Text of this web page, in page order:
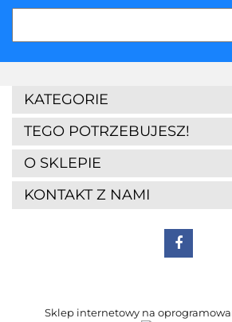
7Days
KATEGORIE
TEGO POTRZEBUJESZ!
O SKLEPIE
KONTAKT Z NAMI
Sklep internetowy na